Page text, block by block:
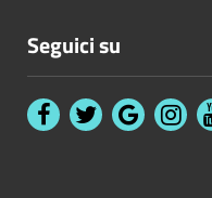
Seguici su